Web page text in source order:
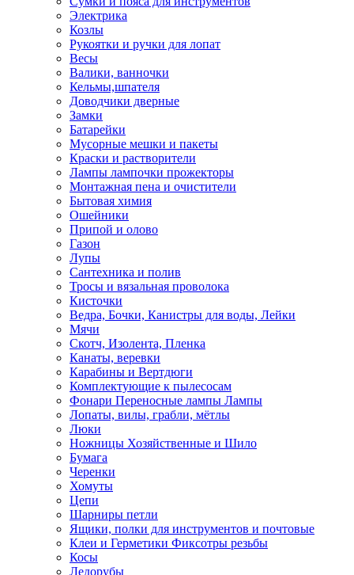
Электрика
Козлы
Рукоятки и ручки для лопат
Весы
Валики, ванночки
Кельмы,шпателя
Доводчики дверные
Замки
Батарейки
Мусорные мешки и пакеты
Краски и растворители
Лампы лампочки прожекторы
Монтажная пена и очистители
Бытовая химия
Ошейники
Припой и олово
Газон
Лупы
Сантехника и полив
Тросы и вязальная проволока
Кисточки
Ведра, Бочки, Канистры для воды, Лейки
Мячи
Скотч, Изолента, Пленка
Канаты, веревки
Карабины и Вертдюги
Комплектующие к пылесосам
Фонари Переносные лампы Лампы
Лопаты, вилы, грабли, мётлы
Люки
Ножницы Хозяйственные и Шило
Бумага
Черенки
Хомуты
Цепи
Шарниры петли
Ящики, полки для инструментов и почтовые
Клеи и Герметики Фиксотры резьбы
Косы
Ледорубы